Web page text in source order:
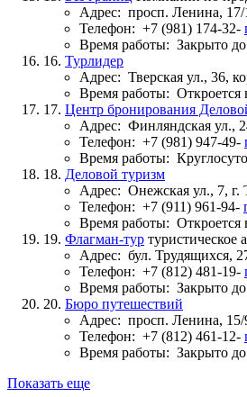
Адрес: просп. Ленина,
Телефон: +7 (981) 174-32-
Время работы: Закрыто
16. Турлидер
Адрес: Тверская ул., 36,
Время работы: Откроется
17. Центр бронирования
Адрес: Финляндская ул.,
Телефон: +7 (981) 947-49-
Время работы:
18. Деловой туризм
Адрес: Онежская ул., 7, г.
Телефон: +7 (911) 961-94-
Время работы: Откроется
19. Флагман-тур туристическое
Адрес: бул. Трудящихся,
Телефон: +7 (812) 481-19-
Время работы: Закрыто
20. Бюро путешествий
Адрес: просп. Ленина,
Телефон: +7 (812) 461-12-
Время работы: Закрыто
Показать еще